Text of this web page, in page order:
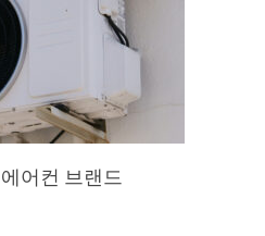
어컨 브랜드